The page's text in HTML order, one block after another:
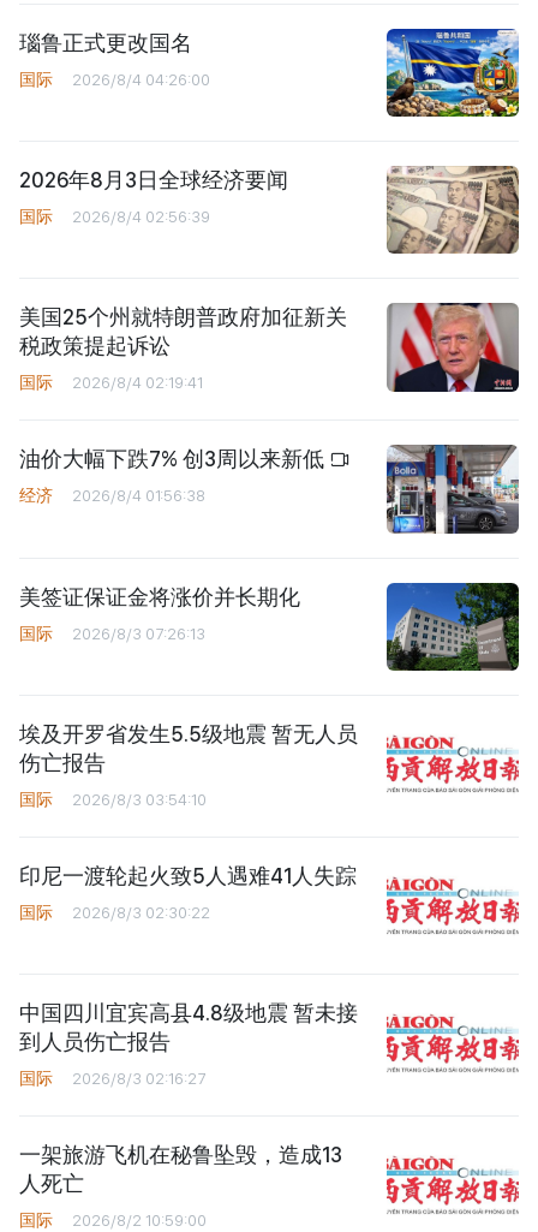
瑙鲁正式更改国名
国际 2026/8/4 04:26:00
2026年8月3日全球经济要闻
国际 2026/8/4 02:56:39
美国25个州就特朗普政府加征新关
税政策提起诉讼
国际 2026/8/4 02:19:41
油价大幅下跌7% 创3周以来新低
经济 2026/8/4 01:56:38
美签证保证金将涨价并长期化
国际 2026/8/3 07:26:13
埃及开罗省发生5.5级地震 暂无人员
伤亡报告
国际 2026/8/3 03:54:10
印尼一渡轮起火致5人遇难41人失踪
国际 2026/8/3 02:30:22
中国四川宜宾高县4.8级地震 暂未接
到人员伤亡报告
国际 2026/8/3 02:16:27
一架旅游飞机在秘鲁坠毁，造成13
人死亡
国际 2026/8/2 10:59:00